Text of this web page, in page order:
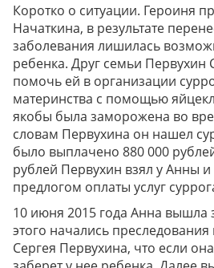
Коротко о ситуации. Героиня
Начаткина, в результате
заболевания лишилась
ребенка. Друг семьи Первухин
помочь ей в организации
материнства с помощью
якобы была заморожена во
словам Первухина он нашел
было выплачено 880 000
рублей Первухин взял у Анны
предлогом оплаты услуг
10 июня 2015 года Анна вышла
этого начались
Сергея Первухина, что если